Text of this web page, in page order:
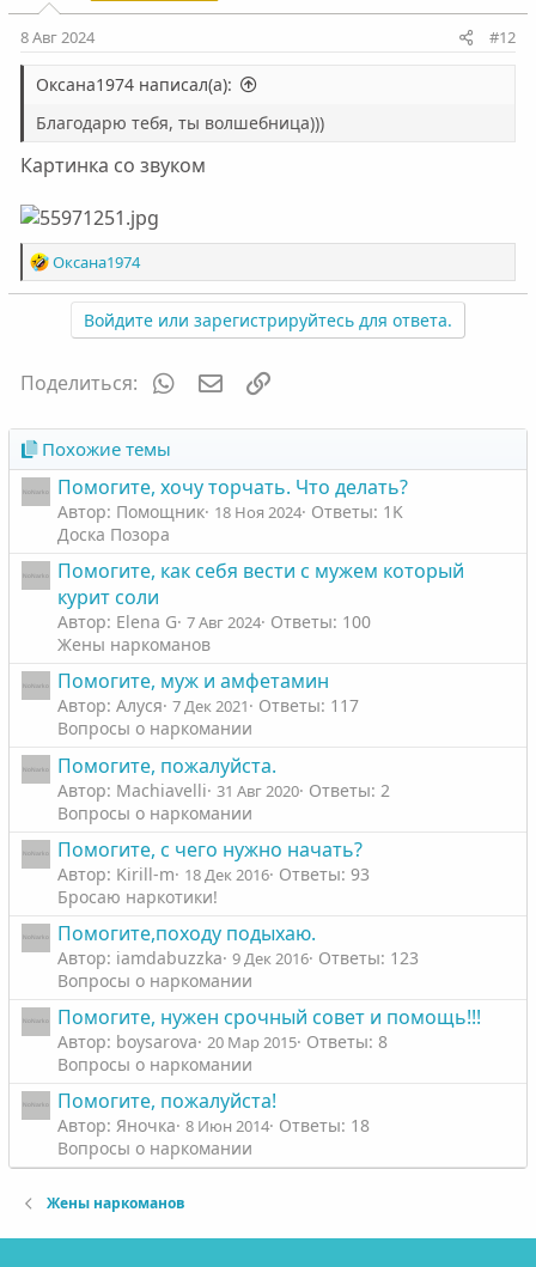
8 Авг 2024 #12
Оксана1974 написал(а):
Благодарю тебя, ты волшебница)))
Картинка со звуком
Р
е
и
Оксана1974
Войдите или зарегистрируйтесь для ответа.
Поделиться: WhatsAppЭлектронная почта
Похожие темы
Помогите, хочу торчать. Что делать?
Автор: Помощник 18 Ноя 2024 Ответы: 1K
Доска Позора
Помогите, как себя вести с мужем который
курит соли
Автор: Elena G 7 Авг 2024 Ответы: 100
Жены наркоманов
Помогите, муж и амфетамин
Автор: Алуся 7 Дек 2021
Ответы: 117
Вопросы о наркомании
Помогите, пожалуйста.
Автор: Machiavelli 31 Авг 2020 Ответы: 2
Вопросы о наркомании
Помогите, с чего нужно начать?
Автор: Kirill-m 18 Дек 2016 Ответы: 93
Бросаю наркотики!
Помогите,походу подыхаю.
Автор: iamdabuzzka 9 Дек 2016 Ответы: 123
Вопросы о наркомании
Помогите, нужен срочный совет и помощь!!!
Автор: boysarova 20 Мар 2015 Ответы: 8
Вопросы о наркомании
Помогите, пожалуйста!
Автор: Яночка 8 Июн 2014 Ответы: 18
Вопросы о наркомании
Жены наркоманов